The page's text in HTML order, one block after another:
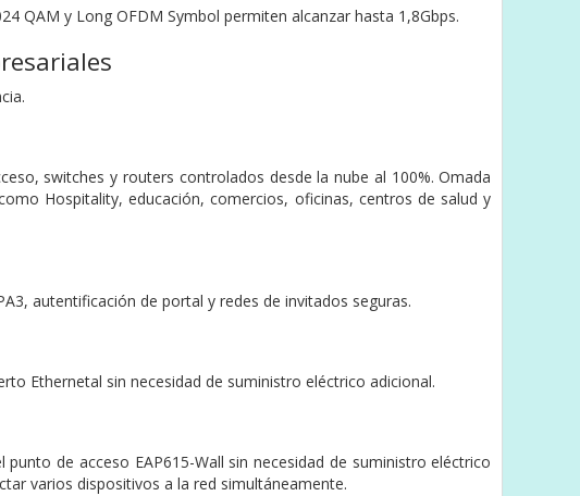
QAM y Long OFDM Symbol permiten alcanzar hasta 1,8Gbps.
switches y routers controlados desde la nube al 100%. Omada
Hospitality, educación, comercios, oficinas, centros de salud y
autentificación de portal y redes de invitados seguras.
Ethernetal sin necesidad de suministro eléctrico adicional.
de acceso EAP615-Wall sin necesidad de suministro eléctrico
varios dispositivos a la red simultáneamente.